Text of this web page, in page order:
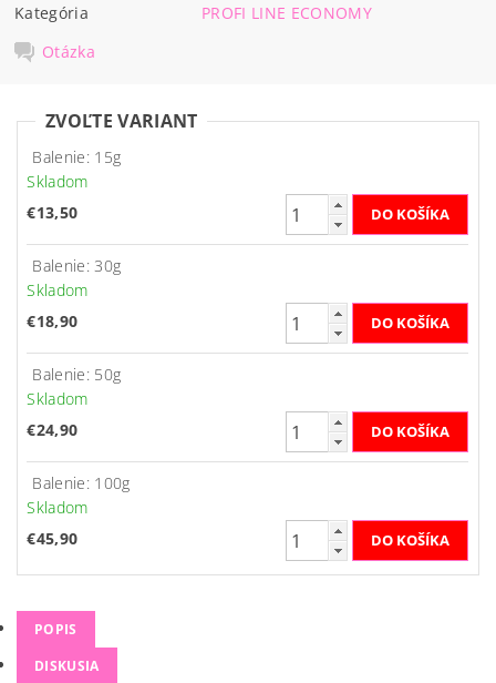
Kategória
PROFI LINE ECONOMY
Otázka
ZVOĽTE VARIANT
Balenie: 15g
Skladom
€13,50
Balenie: 30g
Skladom
€18,90
Balenie: 50g
Skladom
€24,90
Balenie: 100g
Skladom
€45,90
POPIS
DISKUSIA